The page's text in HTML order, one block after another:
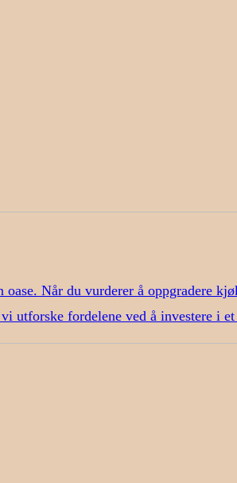
Når du vurderer å oppgradere
utforske fordelene ved å investere i